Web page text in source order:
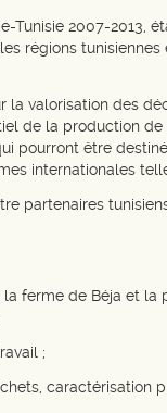
2007-2013,
régions
valorisation des
de la production
pourront être
internationales
partenaires
ferme de Béja et
;